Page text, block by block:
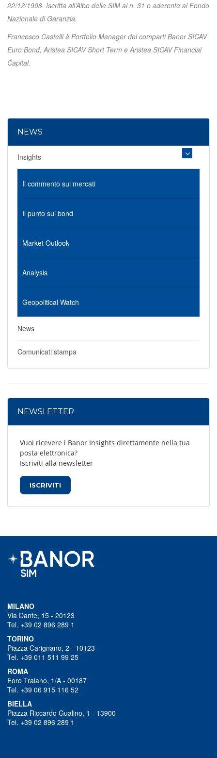
22/12/1998. Iscritta all’Albo delle SIM al n. 31 e aderente al Fondo
Nazionale di Garanzia.
Francesco Castelli è Portfolio Manager dei comparti Banor SICAV
Euro Bond, Aristea SICAV Short Term e Aristea SICAV Financial
Capital.
NEWS
Insights
Il commento sui mercati
Il punto sui bond
Market Outlook
Analysis
Geopolitical Watch
News
Comunicati stampa
NEWSLETTER
Vuoi ricevere i Banor Insights direttamente nella tua
posta elettronica?
Iscriviti alla newsletter
ISCRIVITI
MILANO
Via Dante, 15 - 20123
Tel. +39 02 896 289 1
TORINO
Piazza Carignano, 2 - 10123
Tel. +39 011 511 99 25
ROMA
Foro Traiano, 1/A - 00187
Tel. +39 06 915 116 52
BIELLA
Piazza Riccardo Gualino, 1 - 13900
Tel. +39 02 896 289 1